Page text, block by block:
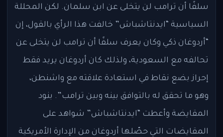
سلفًا أن ترامب لن يتخلى عن ابن سلمان. لكن المحللة
السياسية “ايدنتاشباش” خالفت هذا الرأي بالقول، إن
“أردوغان ذكي وكان يعرف سلفًا أن ترامب لن يتخلى عن
تحالفه مع السعودية، ولذلك كان أردوغان يريد فقط
إحراز بضع نقاط في استعادة علاقته مع واشنطن،
وهو ما تحقق له بالتوافق بينه وبين ترامب”. بنود
المقايضة وأعطت “ايدنتاشباش” شواهد على
المقايضات التي حصّلها أردوغان من الإدارة الأمريكية